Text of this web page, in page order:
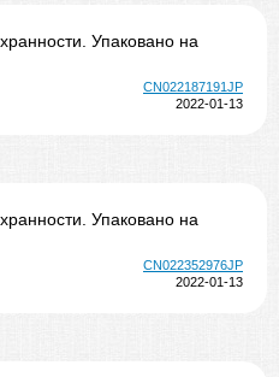
Упаковано на
CN022187191JP
2022-01-13
Упаковано на
CN022352976JP
2022-01-13